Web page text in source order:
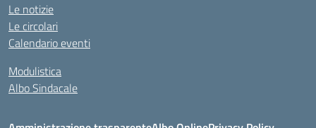
Le notizie
Le circolari
Calendario eventi
Modulistica
Albo Sindacale